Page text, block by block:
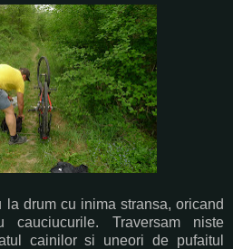
drum cu inima stransa, oricand
Traversam niste
cainilor si uneori de pufaitul